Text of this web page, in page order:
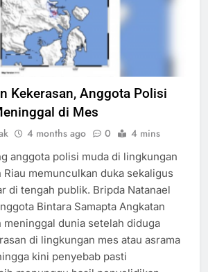
Kekerasan, Anggota Polisi
di Mes
4 months ago 0 4 mins
anggota polisi muda di lingkungan
Riau memunculkan duka sekaligus
di tengah publik. Bripda Natanael
Bintara Samapta Angkatan
meninggal dunia setelah diduga
di lingkungan mes atau asrama
kini penyebab pasti